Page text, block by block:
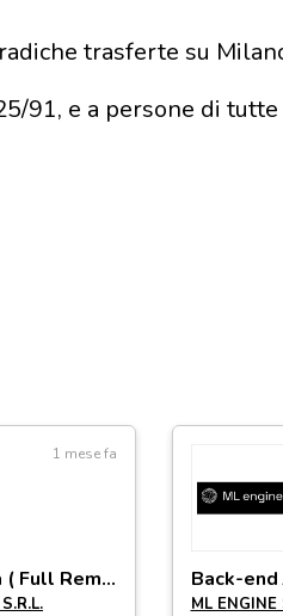
trasferte su
91, e a persone di
1 mese fa
Sviluppatore Java ( Full Remote) Back-
ML ENGINE